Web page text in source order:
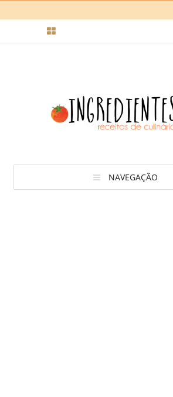
NAVEGAÇÃO